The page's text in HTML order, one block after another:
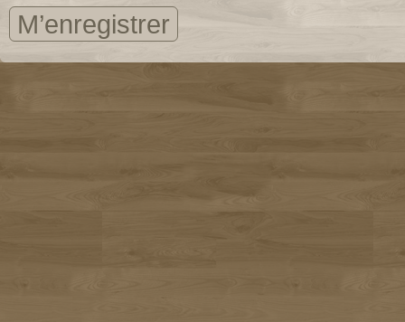
M’enregistrer